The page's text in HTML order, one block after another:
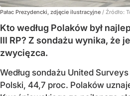
Pałac Prezydencki, zdjęcie ilustracyjne / Źródło:
Kto według Polaków był
III RP? Z sondażu wynika, że
zwycięzca.
Według sondażu United
Polski, 44,7 proc. Polaków